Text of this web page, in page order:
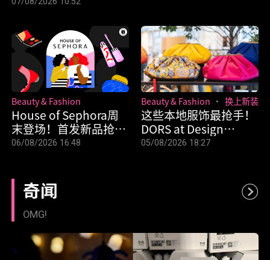
House of Sephora周
末登场！首发新品抢先
试，Gold会员还有专属
Beauty & Fashion
06/08/2026 16:48
这些本地服饰最抢手！
DORS at Design
Orchard 畅销榜公开，
Beauty & Fashion 换上新装
05/08/2026 18:27
奇闻
OMG!